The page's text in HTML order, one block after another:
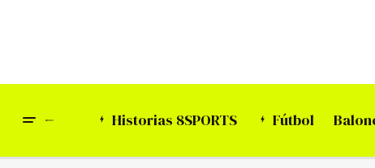
Historias 8SPORTS Fútbol